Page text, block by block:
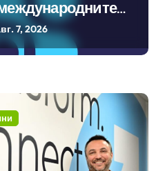
на
в
7, 2026